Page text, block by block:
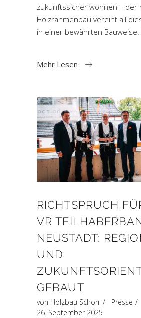
zukunftssicher wohnen – der
Holzrahmenbau vereint all
in einer bewährten Bauweise.
Mehr Lesen
RICHTSPRUCH
VR
NEUSTADT:
UND
GEBAUT
von Holzbau Schorr
Presse
26. September 2025